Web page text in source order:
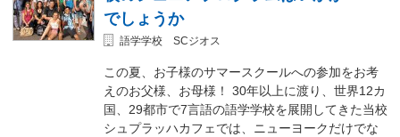
でしょうか
語学学校 SCジオス
この夏、お子様のサマースクールへの参加をお考
えのお父様、お母様！ 30年以上に渡り、世界12カ
国、29都市で7言語の語学学校を展開してきた当校
シュプラッハカフェでは、ニューヨークだけでな